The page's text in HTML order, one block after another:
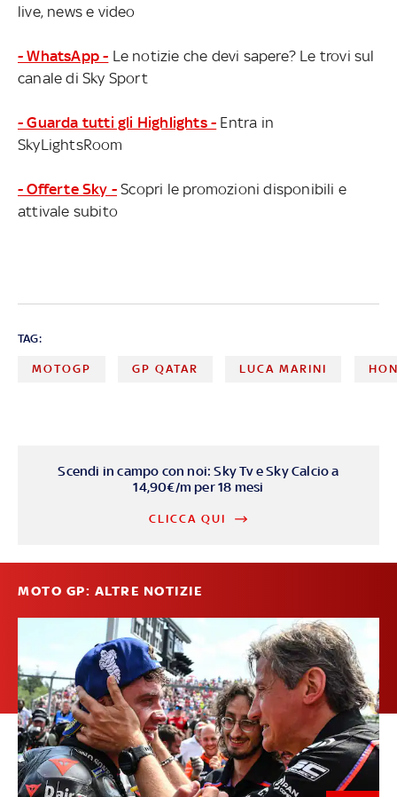
live, news e video
- WhatsApp - Le notizie che devi sapere? Le trovi sul
canale di Sky Sport
- Guarda tutti gli Highlights - Entra in
SkyLightsRoom
- Offerte Sky - Scopri le promozioni disponibili e
attivale subito
TAG:
MOTOGP GP QATAR LUCA MARINI
Scendi in campo con noi: Sky Tv e Sky Calcio a
14,90€/m per 18 mesi
CLICCA QUI
MOTO GP: ALTRE NOTIZIE